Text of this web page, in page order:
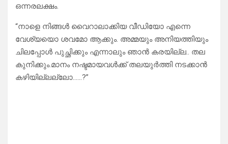
ഒന്നരലക്ഷം.
“നാളെ നിങ്ങൾ വൈറാലാക്കിയ വീഡിയോ എന്നെ
വേശ്യയൊ ശവമോ ആക്കും. അമ്മയും അനിയത്തിയും
ചിലപ്പോൾ പുച്ഛിക്കും എന്നാലും ഞാൻ കരയില്ല.. തല
കുനിക്കും.മാനം നഷ്ടമായവൾക്ക് തലയുർത്തി നടക്കാൻ
കഴിയില്ലല്ലോ……?”